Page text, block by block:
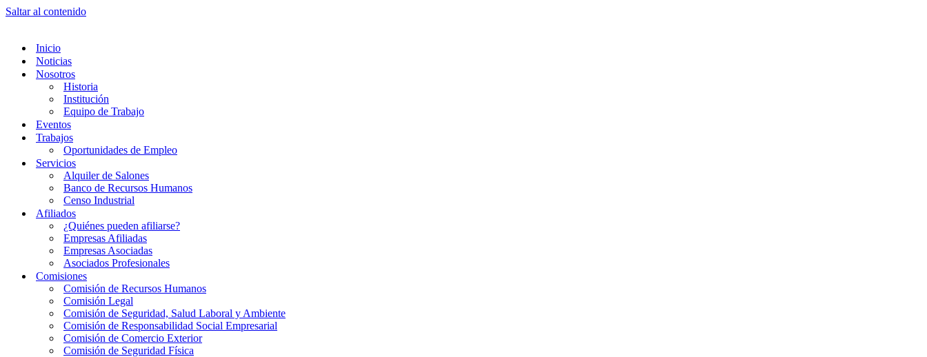
Saltar al contenido
Inicio
Noticias
Nosotros
Historia
Institución
Equipo de Trabajo
Eventos
Trabajos
Oportunidades de Empleo
Servicios
Alquiler de Salones
Banco de Recursos Humanos
Censo Industrial
Afiliados
¿Quiénes pueden afiliarse?
Empresas Afiliadas
Empresas Asociadas
Asociados Profesionales
Comisiones
Comisión de Recursos Humanos
Comisión Legal
Comisión de Seguridad, Salud Laboral y Ambiente
Comisión de Responsabilidad Social Empresarial
Comisión de Comercio Exterior
Comisión de Seguridad Física